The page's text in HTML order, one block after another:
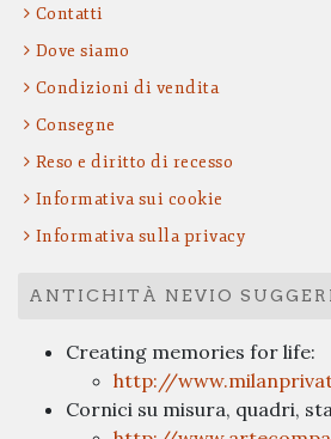
Contatti
Dove siamo
Condizioni di vendita
Consegne
Reso e diritto di recesso
Informativa sui cookie
Informativa sulla privacy
ANTICHITÀ NEVIO
Creating memories for life:
http://
Cornici su misura, quadri,